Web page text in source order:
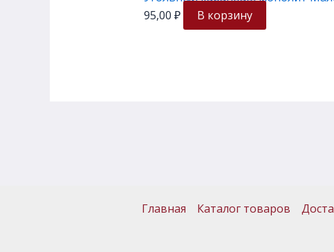
95,00 ₽ В корзину
Главная Каталог товаров